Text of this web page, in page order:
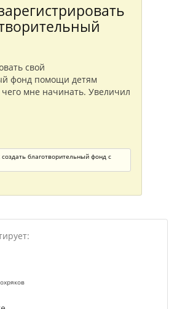
свой
фонд помощи детям
мне начинать. Увеличил
создать благотворительный фонд с